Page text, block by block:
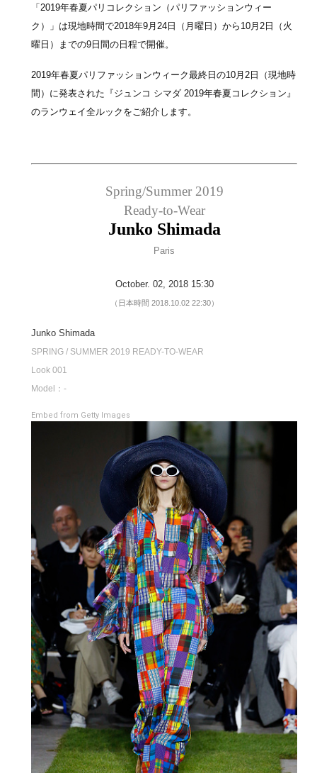
「2019年春夏パリコレクション（パリファッションウィー
ク）」は現地時間で2018年9月24日（月曜日）から10月2日（火
曜日）までの9日間の日程で開催。
2019年春夏パリファッションウィーク最終日の10月2日（現地時
間）に発表された『ジュンコ シマダ 2019年春夏コレクション』
のランウェイ全ルックをご紹介します。
Spring/Summer 2019
Ready-to-Wear
Junko Shimada
Paris
October. 02, 2018 15:30
（日本時間 2018.10.02 22:30）
Junko Shimada
SPRING / SUMMER 2019 READY-TO-WEAR
Look 001
Model：-
Embed from Getty Images